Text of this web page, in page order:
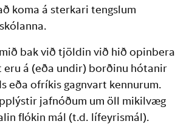
koma á sterkari tengslum
bak við tjöldin við hið opinbera
eru á (eða undir) borðinu hótanir
eða ofríkis gagnvart kennurum.
jafnóðum um öll mikilvæg
flókin mál (t.d. lífeyrismál).